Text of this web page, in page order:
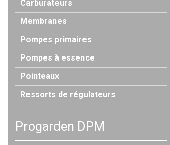
Carburateurs
Membranes
Pompes primaires
Pompes à essence
Pointeaux
Ressorts de régulateurs
Progarden DPM